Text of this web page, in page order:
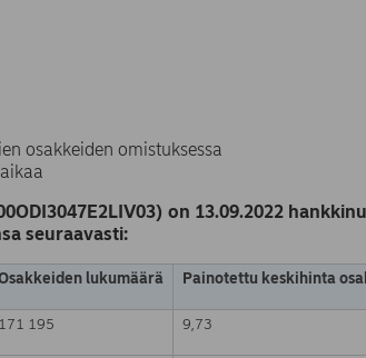
osakkeiden omistuksessa
on 13.09.2022
seuraavasti:
lukumäärä Painotettu keskihinta
171 195 9,73